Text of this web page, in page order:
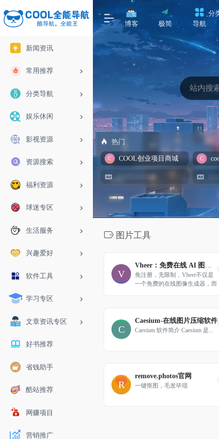
新闻资讯
常用推荐
分类导航
娱乐休闲
影视资源
资源搜索
福利资源
球迷专区
生活服务
兴趣爱好
软件工具
学习专区
文章资讯专区
好书推荐
省钱助手
酷站推荐
网赚项目
营销推广
博客 极简
分
导航
热门
COOL创业项目商城
图片工具
免注册，无限制，Vheer不仅是
一个免费的在线图像生成器，而
Caesium-在线图片压缩软件
Caesium 软件简介 Caesium 是...
remove.photos官网
一键抠图，毛发毕现